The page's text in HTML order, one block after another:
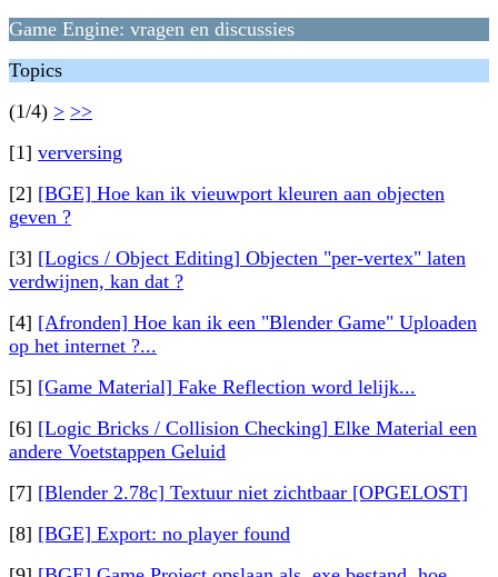
Game Engine: vragen en discussies
Topics
(1/4) > >>
[1] verversing
[2] [BGE] Hoe kan ik vieuwport kleuren aan objecten
geven ?
[3] [Logics / Object Editing] Objecten "per-vertex" laten
verdwijnen, kan dat ?
[4] [Afronden] Hoe kan ik een "Blender Game" Uploaden
op het internet ?...
[5] [Game Material] Fake Reflection word lelijk...
[6] [Logic Bricks / Collision Checking] Elke Material een
andere Voetstappen Geluid
[7] [Blender 2.78c] Textuur niet zichtbaar [OPGELOST]
[8] [BGE] Export: no player found